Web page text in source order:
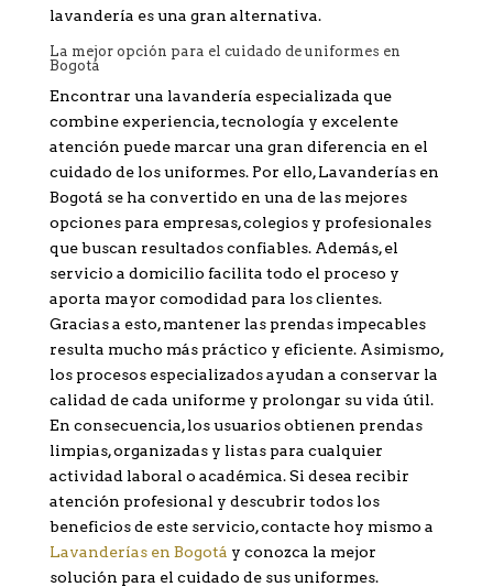
lavandería es una gran alternativa.
La mejor opción para el cuidado de uniformes en
Bogotá
Encontrar una lavandería especializada que
combine experiencia, tecnología y excelente
atención puede marcar una gran diferencia en el
cuidado de los uniformes. Por ello, Lavanderías en
Bogotá se ha convertido en una de las mejores
opciones para empresas, colegios y profesionales
que buscan resultados confiables. Además, el
servicio a domicilio facilita todo el proceso y
aporta mayor comodidad para los clientes.
Gracias a esto, mantener las prendas impecables
resulta mucho más práctico y eficiente. Asimismo,
los procesos especializados ayudan a conservar la
calidad de cada uniforme y prolongar su vida útil.
En consecuencia, los usuarios obtienen prendas
limpias, organizadas y listas para cualquier
actividad laboral o académica. Si desea recibir
atención profesional y descubrir todos los
beneficios de este servicio, contacte hoy mismo a
Lavanderías en Bogotá y conozca la mejor
solución para el cuidado de sus uniformes.